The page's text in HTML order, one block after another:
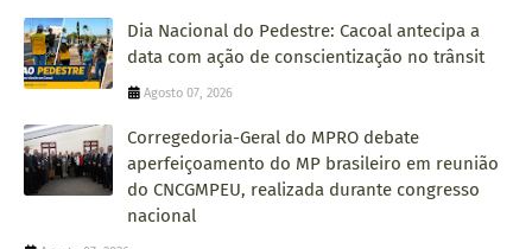
Dia Nacional do Pedestre: Cacoal antecipa a
data com ação de conscientização no trânsit
Agosto 07, 2026
Corregedoria-Geral do MPRO debate
aperfeiçoamento do MP brasileiro em reunião
do CNCGMPEU, realizada durante congresso
nacional